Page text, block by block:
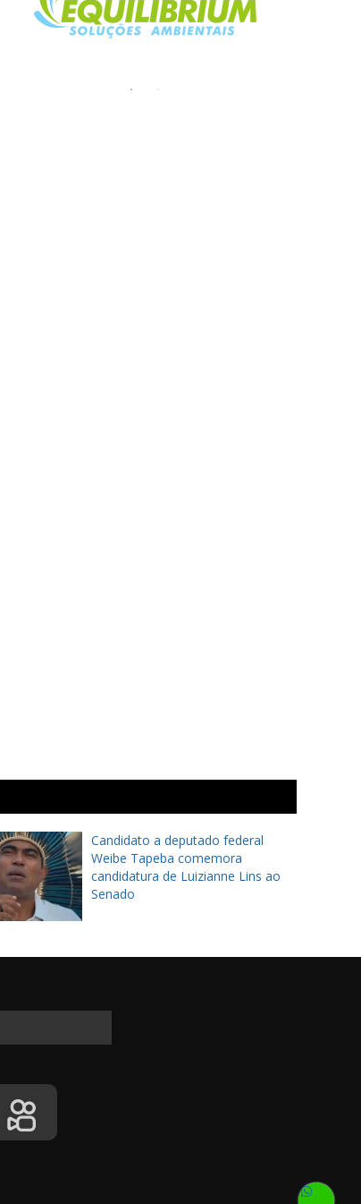
Candidato a deputado federal
Weibe Tapeba comemora
candidatura de Luizianne Lins ao
Senado